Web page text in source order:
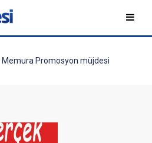
Memura Promosyon müjdesi